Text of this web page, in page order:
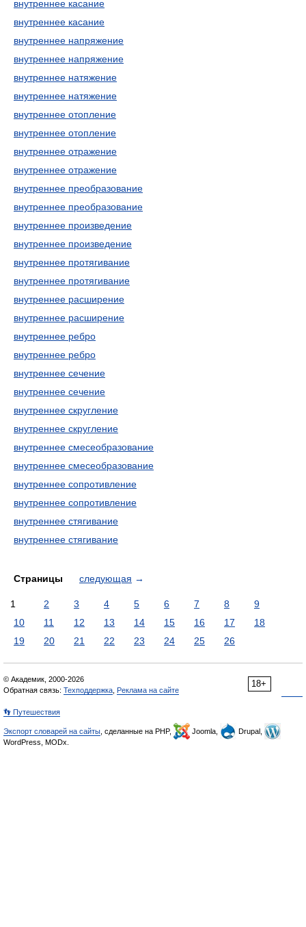
внутреннее касание
внутреннее касание
внутреннее напряжение
внутреннее напряжение
внутреннее натяжение
внутреннее натяжение
внутреннее отопление
внутреннее отопление
внутреннее отражение
внутреннее отражение
внутреннее преобразование
внутреннее преобразование
внутреннее произведение
внутреннее произведение
внутреннее протягивание
внутреннее протягивание
внутреннее расширение
внутреннее расширение
внутреннее ребро
внутреннее ребро
внутреннее сечение
внутреннее сечение
внутреннее скругление
внутреннее скругление
внутреннее смесеобразование
внутреннее смесеобразование
внутреннее сопротивление
внутреннее сопротивление
внутреннее стягивание
внутреннее стягивание
Страницы следующая →
1 2 3 4 5 6 7 8
9
10
11 12 13 14 15 16 17
18
19
20 21 22 23 24 25 26
18+
© Академик, 2000-2026
Обратная связь: Техподдержка Реклама на сайте
👣 Путешествия
Экспорт словарей на сайты , сделанные на PHP, Joomla,
Drupal,
WordPress, MODx.